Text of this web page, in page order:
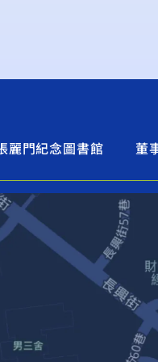
麗門紀念圖書館 董